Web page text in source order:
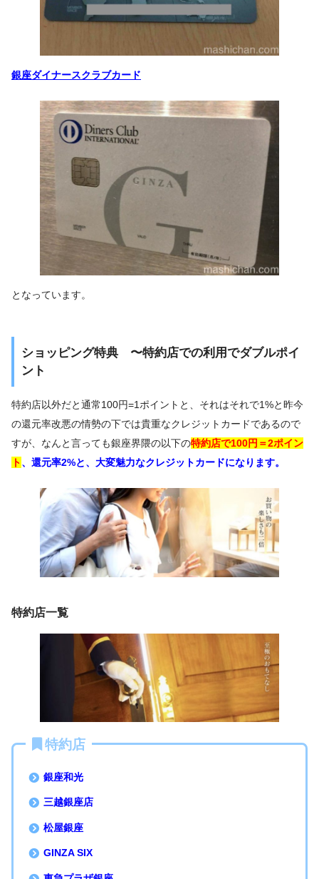
銀座ダイナースクラブカード
となっています。
ショッピング特典 〜特約店での利用でダブルポイ
ント
特約店以外だと通常100円=1ポイントと、それはそれで1%と昨今
の還元率改悪の情勢の下では貴重なクレジットカードであるので
すが、なんと言っても銀座界隈の以下の特約店で100円＝2ポイン
ト、 還元率2%と、大変魅力なクレジットカードになります。
特約店一覧
特約店
銀座和光
三越銀座店
松屋銀座
GINZA SIX